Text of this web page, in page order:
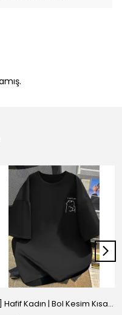
[ ] Hafif Kadın | Bol Kesim Kısa Kollu Yuvarlak Yaka Eğlenceli Karikatür Ayı ve - Siyah